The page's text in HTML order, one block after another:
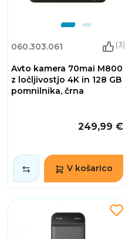
060.303.061 (3)
Avto kamera 70mai M800
z ločljivostjo 4K in 128 GB
pomnilnika, črna
249,99 €
V košarico